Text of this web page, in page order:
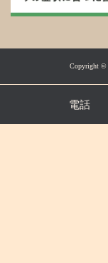
Copyright ©
電話